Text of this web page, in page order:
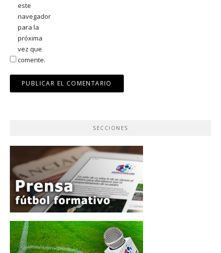
este
navegador
para la
próxima
vez que
comente.
SECCIONES